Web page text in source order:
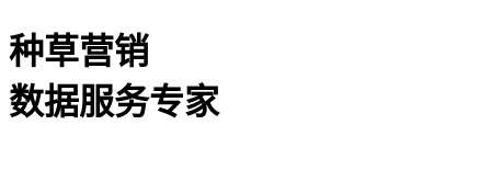
种草营销
数据服务专家